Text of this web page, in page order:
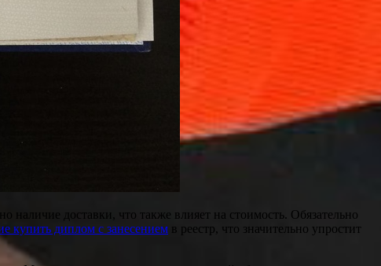
наличие доставки, что также влияет на стоимость. Обязательно
купить диплом с занесением в реестр, что значительно упростит